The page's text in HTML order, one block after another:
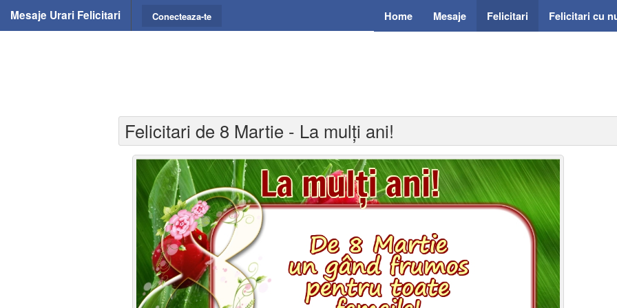
Mesaje Urari Felicitari Home Mesaje Felicitari Felicitari cu
Conecteaza-te
Felicitari de 8 Martie - La mulți ani!